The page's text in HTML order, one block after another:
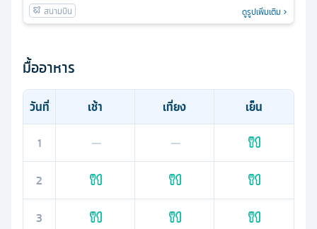
ดูรูปเพิ่มเติม
มื้ออาหาร
วันที่ เช้า เที่ยง
เย็น
1
— —
2
3